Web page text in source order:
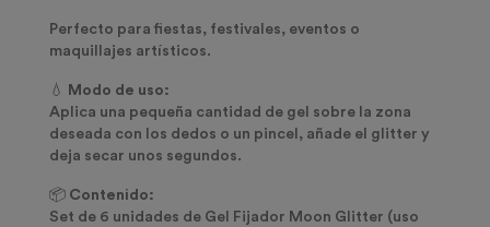
Perfecto para fiestas, festivales, eventos o
maquillajes artísticos.
💧
Modo de uso:
Aplica una pequeña cantidad de gel sobre la zona
deseada con los dedos o un pincel, añade el glitter y
deja secar unos segundos.
📦 Contenido:
Set de 6 unidades de Gel Fijador Moon Glitter (uso